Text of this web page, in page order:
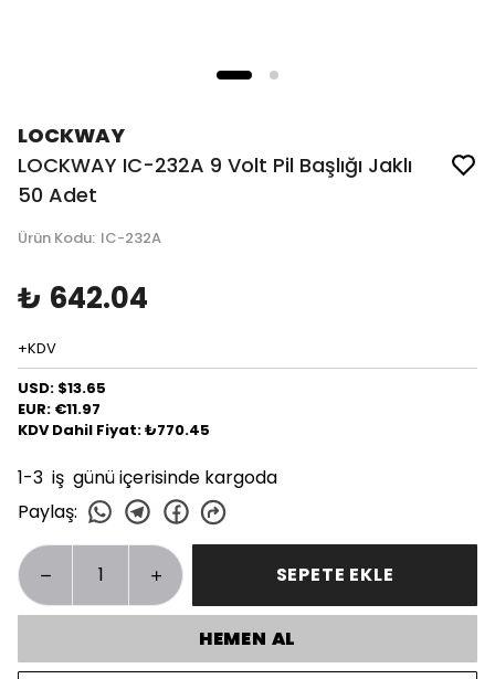
LOCKWAY
LOCKWAY IC-232A 9 Volt Pil Başlığı Jaklı
50 Adet
Ürün Kodu: IC-232A
₺ 642.04
+KDV
USD: $13.65
EUR: €11.97
KDV Dahil Fiyat: ₺770.45
1-3 iş günü içerisinde kargoda
Paylaş:
SEPETE EKLE
HEMEN AL